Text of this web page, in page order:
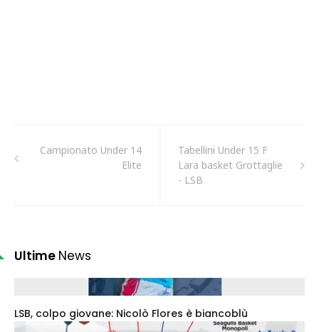
Campionato Under 14
Elite
Tabellini Under 15 F
Lara basket Grottaglie
Ultime News
LSB, colpo giovane: Nicolò Flores è biancoblù